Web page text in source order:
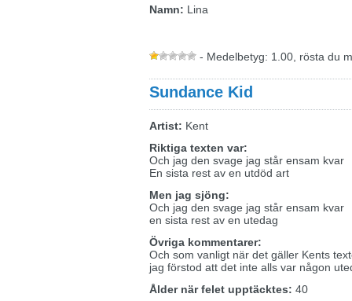
Namn: Lina
- Medelbetyg: 1.00, rösta du
Sundance Kid
Artist: Kent
Riktiga texten var:
Och jag den svage jag står ensam kvar
En sista rest av en utdöd art
Men jag sjöng:
Och jag den svage jag står ensam kvar
en sista rest av en utedag
Övriga kommentarer:
Och som vanligt när det gäller Kents
jag förstod att det inte alls var någon
Ålder när felet upptäcktes: 40